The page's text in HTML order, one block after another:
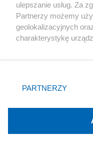
X
ulepszanie usług. Za
Partnerzy możemy
geolokalizacyjnych
charakterystykę
zmienić/wycofać
znajdujący się w
rodzaje przetwarzania
użytkownika, ale
PARTNERZY